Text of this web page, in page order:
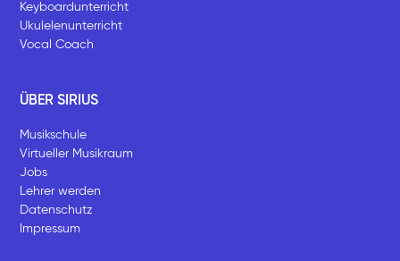
Keyboardunterricht
Ukulelenunterricht
Vocal Coach
ÜBER SIRIUS
Musikschule
Virtueller Musikraum
Jobs
Lehrer werden
Datenschutz
Impressum